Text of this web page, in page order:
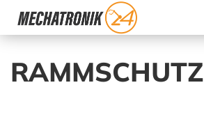
RAMMSCHUTZ